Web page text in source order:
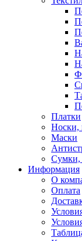
Платки
Носки,
Маски
Сумки,
Информация
О
Оплата